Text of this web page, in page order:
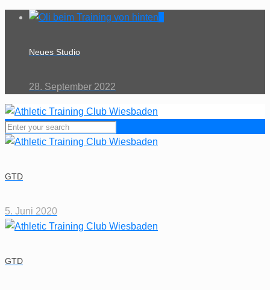
Neues Studio
28. September 2022
GTD
5. Juni 2020
GTD